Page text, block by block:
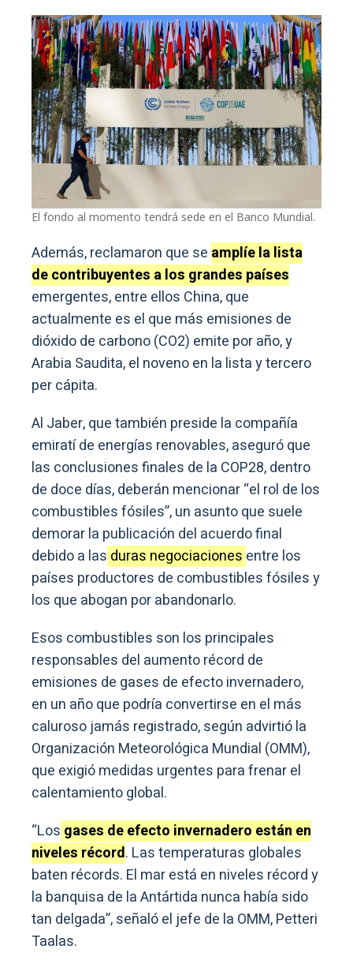
El fondo al momento tendrá sede en el Banco Mundial.
Además, reclamaron que se amplíe la lista
de contribuyentes a los grandes países
emergentes, entre ellos China, que
actualmente es el que más emisiones de
dióxido de carbono (CO2) emite por año, y
Arabia Saudita, el noveno en la lista y tercero
per cápita.
Al Jaber, que también preside la compañía
emiratí de energías renovables, aseguró que
las conclusiones finales de la COP28, dentro
de doce días, deberán mencionar “el rol de los
combustibles fósiles”, un asunto que suele
demorar la publicación del acuerdo final
debido a las duras negociaciones entre los
países productores de combustibles fósiles y
los que abogan por abandonarlo.
Esos combustibles son los principales
responsables del aumento récord de
emisiones de gases de efecto invernadero,
en un año que podría convertirse en el más
caluroso jamás registrado, según advirtió la
Organización Meteorológica Mundial (OMM),
que exigió medidas urgentes para frenar el
calentamiento global.
“Los gases de efecto invernadero están en
niveles récord. Las temperaturas globales
baten récords. El mar está en niveles récord y
la banquisa de la Antártida nunca había sido
tan delgada”, señaló el jefe de la OMM, Petteri
Taalas.